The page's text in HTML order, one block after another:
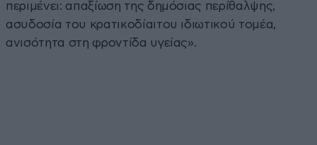
περιμένει: απαξίωση της δημόσιας περίθαλψης,
ασυδοσία του κρατικοδίαιτου ιδιωτικού τομέα,
ανισότητα στη φροντίδα υγείας».